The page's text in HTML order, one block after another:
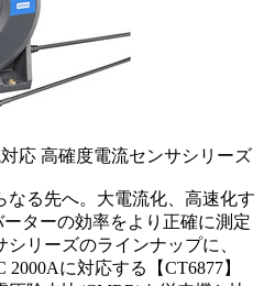
応 高確度電流センサシリーズ
なる先へ。大電流化、高速化す
ターの効率をより正確に測定
リーズのラインナップに、
2000Aに対応する【CT6877】